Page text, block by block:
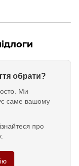
обрати?
Ми
саме вашому
про